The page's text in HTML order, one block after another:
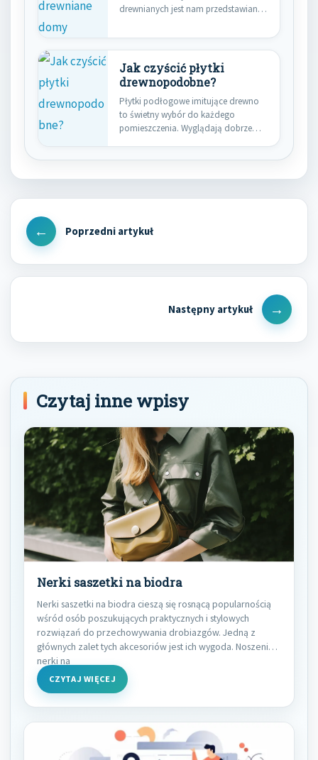
drewnianych jest nam przedstawiana
Jak czyścić płytki
drewnopodobne?
Płytki podłogowe imitujące drewno
to świetny wybór do każdego
pomieszczenia. Wyglądają dobrze
Nawigacja
wpisu
Previous
Next
Post
Czytaj inne wpisy
Nerki saszetki na biodra
Nerki saszetki na biodra cieszą się rosnącą popularnością
wśród osób poszukujących praktycznych i stylowych
rozwiązań do przechowywania drobiazgów. Jedną z
głównych zalet tych akcesoriów jest ich wygoda. Noszenie
nerki na
CZYTAJ WIĘCEJ